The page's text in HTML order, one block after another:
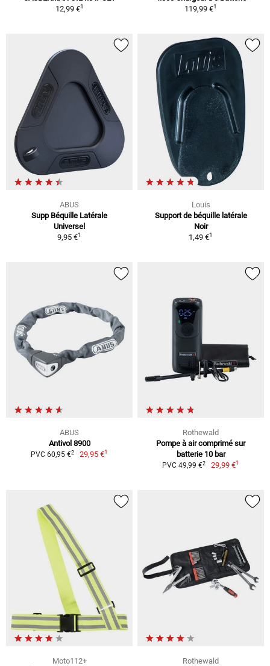
12,99 €1
119,99 €1
ABUS
Supp Béquille Latérale
Universel
9,95 €1
Louis
Support de béquille latérale
Noir
1,49 €1
ABUS
Antivol 8900
PVC 60,95 €2 29,95 €1
Rothewald
Pompe à air comprimé sur
batterie 10 bar
PVC 49,99 €2 29,99 €1
Moto112+
Rothewald